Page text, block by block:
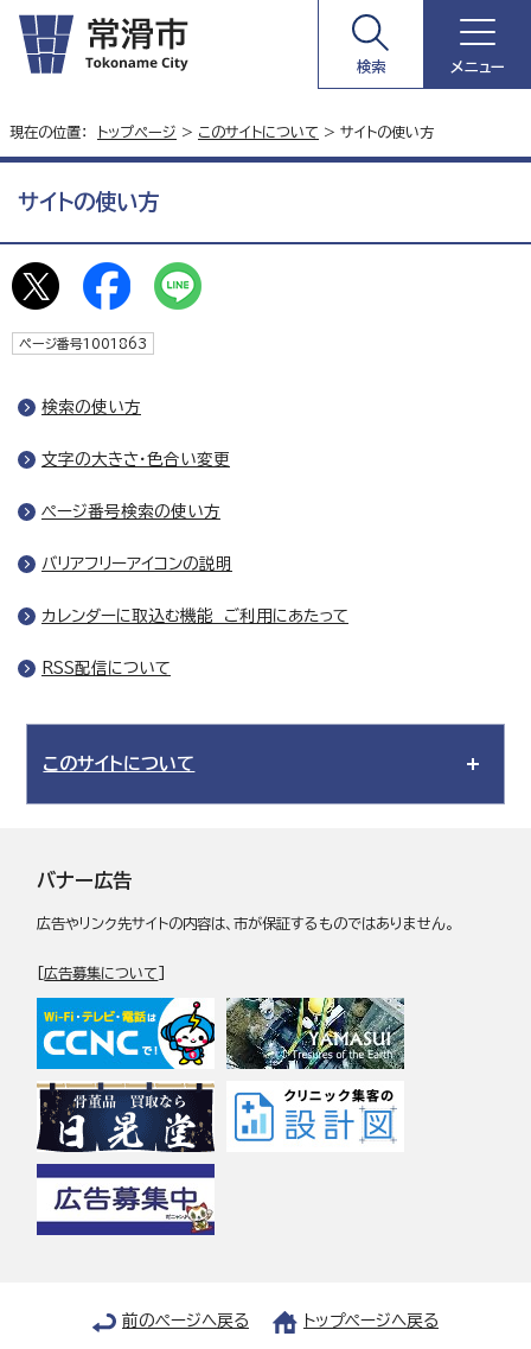
検索 メニュー
現在の位置： トップページ > このサイトについて > サイトの使い方
サイトの使い方
ページ番号1001863
検索の使い方
文字の大きさ・色合い変更
ページ番号検索の使い方
バリアフリーアイコンの説明
カレンダーに取込む機能 ご利用にあたって
RSS配信について
このサイトについて
バナー広告
広告やリンク先サイトの内容は、市が保証するものではありません。
[広告募集について
前のページへ戻る トップページへ戻る